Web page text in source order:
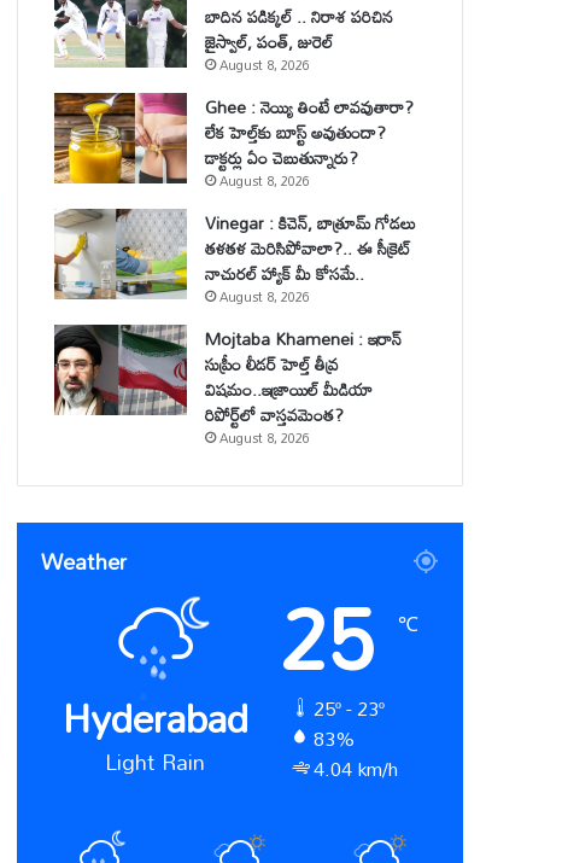
బాదిన పడిక్కల్ .. నిరాశ పరిచిన
జైస్వాల్, పంత్, జురెల్
August 8, 2026
Ghee : నెయ్యి తింటే లావవుతారా?
లేక హెల్త్‌కు బూస్ట్ అవుతుందా?
డాక్టర్లు ఏం చెబుతున్నారు?
August 8, 2026
Vinegar : కిచెన్, బాత్రూమ్ గోడలు
తళతళ మెరిసిపోవాలా?.. ఈ సీక్రెట్
నాచురల్ హ్యాక్ మీ కోసమే..
August 8, 2026
Mojtaba Khamenei : ఇరాన్
సుప్రీం లీడర్ హెల్త్ తీవ్ర
విషమం..ఇజ్రాయిల్ మీడియా
రిపోర్ట్‌లో వాస్తవమెంత?
August 8, 2026
Weather
Hyderabad
Light Rain
25 ℃
25º - 23º
83%
4.04 km/h